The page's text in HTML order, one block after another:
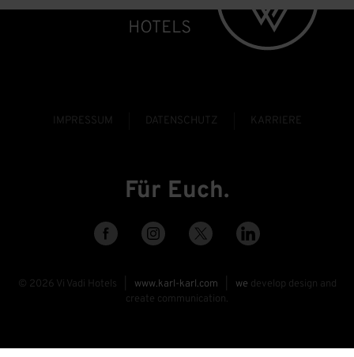
IMPRESSUM DATENSCHUTZ KARRIERE
Für Euch.
© 2026 Vi Vadi Hotels | www.karl-karl.com we develop design and
create communication.